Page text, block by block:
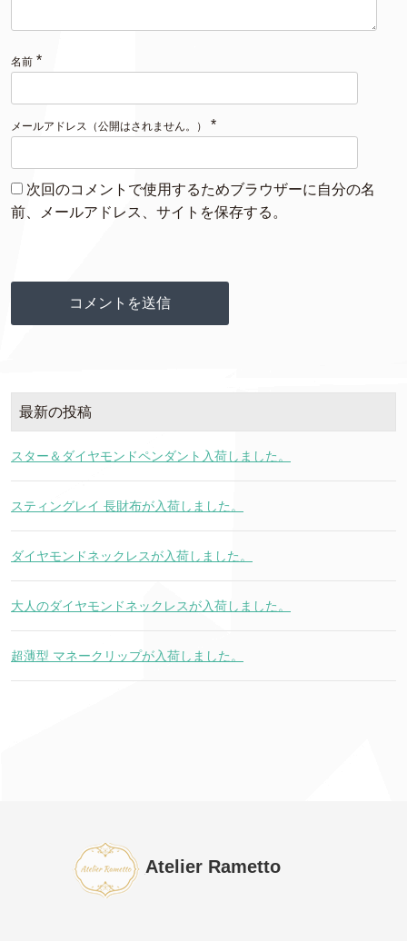
名前 *
メールアドレス（公開はされません。） *
次回のコメントで使用するためブラウザーに自分の名
前、メールアドレス、サイトを保存する。
最新の投稿
スター＆ダイヤモンドペンダント入荷しました。
スティングレイ 長財布が入荷しました。
ダイヤモンドネックレスが入荷しました。
大人のダイヤモンドネックレスが入荷しました。
超薄型 マネークリップが入荷しました。
Atelier Rametto